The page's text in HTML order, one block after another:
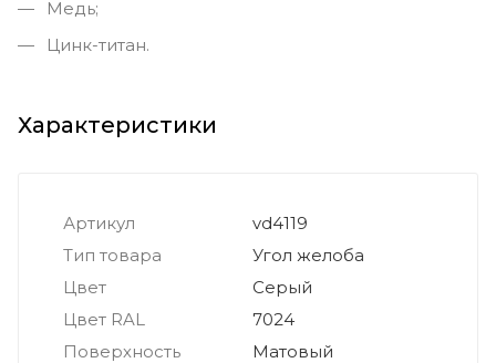
Медь;
Цинк-титан.
Характеристики
Артикул
vd4119
Тип товара
Угол желоба
Цвет
Серый
Цвет RAL
7024
Поверхность
Матовый